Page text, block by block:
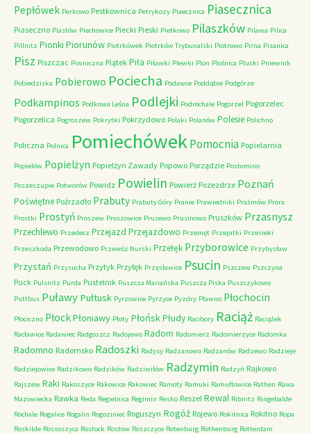
Pepłówek Perkowo Pestkownica Petrykozy Piaecznica Piasecznica
Piaseczno Piastów Piechowice Piecki Pieski Pietkowo Pilaszków Pilawa Pilica
Pillnitz Pionki Piorunów Piotrkówek Piotrków Trybunalski Piotrowo Pirna Pisanica
Pisz Piszczac Piwniczna Piątek Piła Piławki Plewki Plon Plośnica Pluski Pniewnik
Pobiedziska Pobierowo Pociecha Podawce Poddąbie Podgórze
Podkampinos Podkowa Leśna Podlejki Podrochale Pogorzel Pogorzelec
Pogorzelica Pogroszew Pokrytki Pokrzydowo Polaki Polanów Polesie Polichno
Policzna Polnica PomiechówekPomocnia Popielarnia
Popielów Popielżyn Popielżyn Zawady Popowo Porządzie Postomino
Poszeszupie Potworów Powidz Powielin Powierż Pozezdrze Poznań
Poświętne Poźrzadło Prabuty Prabuty Góry Pranie Prawiedniki Prażmów Prora
Prostki Prostyń Proszew Proszowice Prusewo Prusinowo Pruszków Przasnysz
Przechlewo Przedecz Przejazd Przejazdowo Przemęt Przepitki Przesieki
Przeszkoda Przewodowo Przewóz Nurski Przełęk Przyborowice Przybysław
Przystań Przysucha Przytyk Przyłęk Przęsławice Psucin Pszczew Pszczyna
Puck Pulsnitz Purda Pustelnik Puszcza Mariańska Puszcza Piska Puszczykowo
Puttbus Puławy Pułtusk Pyrzowice Pyrzyce Pyzdry Pławno Płochocin
Płociczno PłockPłoniawy Płoty PłońskPłudy Racibory Raciąż Raciążek
Racławice Radawiec Radgoszcz Radojewo Radom Radomierz Radomierzyce Radomka
Radomno Radomsko Radoszki Radysy Radzanowo Radzanów Radzewo Radzieje
Radziejowice Radzikowo Radzików Radziwiłów Radzymin Radzyń Rajkowo
Rajszew Raki Rakoszyce Rakowice Rakowiec Ramoty Ramuki Ramułtowice Rathen Rawa
Mazowiecka Rawka Reda Regielnica Regimin Resko Reszel Rewal Ribnitz Ringebalde
Rochale Rogalice Rogalin Rogoziniec Roguszyn Rogóż Rojewo Rokitnica Rokitno Ropa
Roskilde Rossoszyca Rostock Rostow Roszczyce Rotenburg Rothenburg Rotterdam